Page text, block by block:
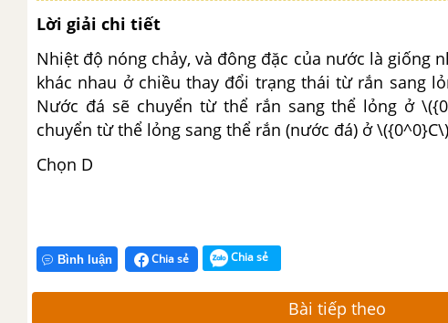
Lời giải chi tiết
Nhiệt độ nóng chảy, và đông đặc của nước là giống
khác nhau ở chiều thay đổi trạng thái từ rắn sang
Nước đá sẽ chuyển từ thể rắn sang thể lỏng ở
chuyển từ thể lỏng sang thể rắn (nước đá) ở \({0^0}C\)
Chọn D
Bình luận Chia sẻ Chia sẻ
Bài tiếp theo